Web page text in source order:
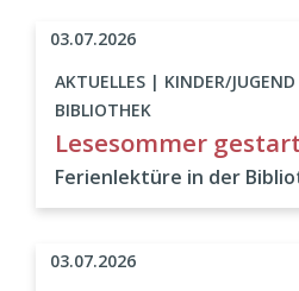
AKTUELLES | KINDER/
BIBLIOTHEK
Lesesommer
Ferienlektüre in der
03.07.2026
03.07.2026